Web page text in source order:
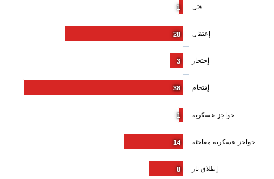
1
28
3
38
1
14
8
قتل
إعتقال
إحتجاز
إقتحام
حواجز عسكرية
حواجز عسكرية مفاجئة
إطلاق نار